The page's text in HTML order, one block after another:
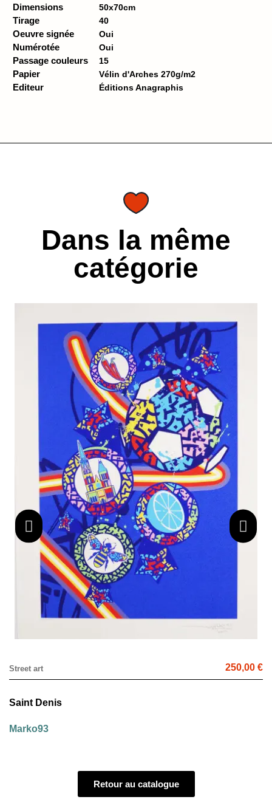
Dimensions 50x70cm
Tirage 40
Oeuvre signée Oui
Numérotée Oui
Passage couleurs 15
Papier Vélin d'Arches 270g/m2
Editeur Éditions Anagraphis
Dans la même
catégorie
Street art 250,00 €
Saint Denis
Marko93
Retour au catalogue